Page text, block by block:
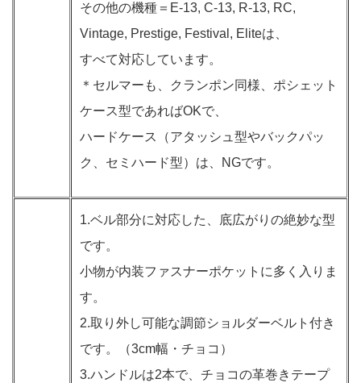
その他の機種＝E-13, C-13, R-13, RC,
Vintage, Prestige, Festival, Eliteは、
すべて対応しています。
＊セルマーも、クランポン同様、ポシェット
ケース型であればOKで、
ハードケース（アタッシュ型やバックパッ
ク、セミハード型）は、NGです。
1.ベル部分に対応した、底広がりの絶妙な型
です。
小物が内装ファスナーポケットに多く入りま
す。
2.取り外し可能な調節ショルダーベルト付き
です。（3cm幅・チョコ）
3.ハンドルは2本で、チョコの革巻きテープ